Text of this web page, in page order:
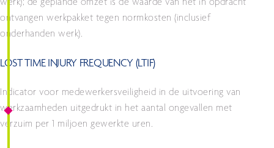
werk); de geplande omzet is de waarde van het in opdracht
ontvangen werkpakket tegen normkosten (inclusief
onderhanden werk).
LOST TIME INJURY FREQUENCY (LTIF)
Indicator voor medewerkersveiligheid in de uitvoering van
werkzaamheden uitgedrukt in het aantal ongevallen met
verzuim per 1 miljoen gewerkte uren.